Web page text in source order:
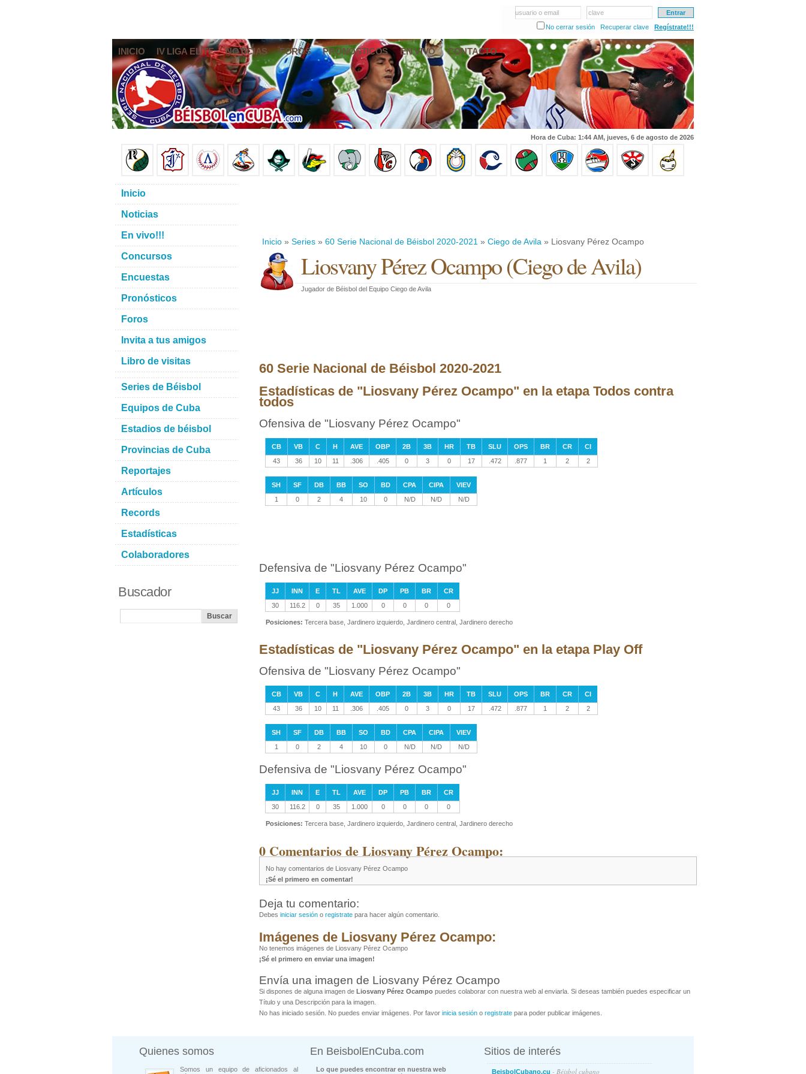
usuario o email
clave
No cerrar sesión
Recuperar clave Regístrate!!!
INICIO IV LIGA ELITE NOTICIAS FOROS PRONÓSTICOS EN VIVO CONTACTO
Hora de Cuba: 1:44 AM, jueves, 6 de agosto de 2026
Inicio » Series » 60 Serie Nacional de Béisbol 2020-2021 » Ciego de Avila » Liosvany Pérez Ocampo
Liosvany Pérez Ocampo(Ciego de Avila)
Jugador de Béisbol del Equipo Ciego de Avila
60 Serie Nacional de Béisbol 2020-2021
Estadísticas de "Liosvany Pérez Ocampo" en la etapa Todos contra
todos
Ofensiva de "Liosvany Pérez Ocampo"
CB VB C H AVE OBP 2B 3B HR TB SLU OPS BR CR
CI
43
36 10 11 .306 .405 0 3 0 17 .472 .877 1 2 2
SH SF DB BB SO BD CPA CIPA
VIEV
1
0 2 4 10 0 N/D N/D N/D
Defensiva de "Liosvany Pérez Ocampo"
JJ INN E TL AVE DP PB BR
CR
30
116.2 0 35 1.000 0 0 0 0
Posiciones: Tercera base, Jardinero izquierdo, Jardinero central, Jardinero derecho
Estadísticas de "Liosvany Pérez Ocampo" en la etapa Play Off
Ofensiva de "Liosvany Pérez Ocampo"
CB VB C H AVE OBP 2B 3B HR TB SLU OPS BR CR
CI
43
36 10 11 .306 .405 0 3 0 17 .472 .877 1 2 2
SH SF DB BB SO BD CPA CIPA
VIEV
1
0 2 4 10 0 N/D N/D N/D
Defensiva de "Liosvany Pérez Ocampo"
JJ INN E TL AVE DP PB BR
CR
30
116.2 0 35 1.000 0 0 0 0
Posiciones: Tercera base, Jardinero izquierdo, Jardinero central, Jardinero derecho
0 Comentarios de Liosvany Pérez Ocampo:
No hay comentarios de Liosvany Pérez Ocampo
¡Sé el primero en comentar!
Deja tu comentario:
Debes iniciar sesión o registrate para hacer algún comentario.
Imágenes de Liosvany Pérez Ocampo:
No tenemos imágenes de Liosvany Pérez Ocampo
¡Sé el primero en enviar una imagen!
Envía una imagen de Liosvany Pérez Ocampo
Si dispones de alguna imagen de Liosvany Pérez Ocampo puedes colaborar con nuestra web al enviarla. Si deseas también puedes especificar un
Título y una Descripción para la imagen.
No has iniciado sesión. No puedes enviar imágenes. Por favor inicia sesión o registrate para poder publicar imágenes.
Inicio
Noticias
En vivo!!!
Concursos
Encuestas
Pronósticos
Foros
Invita a tus amigos
Libro de visitas
Series de Béisbol
Equipos de Cuba
Estadios de béisbol
Provincias de Cuba
Reportajes
Artículos
Records
Estadísticas
Colaboradores
Buscador
Quienes somos
Somos un equipo de aficionados al
En BeisbolEnCuba.com
Lo que puedes encontrar en nuestra web
Sitios de interés
BeisbolCubano.cu - Béisbol cubano